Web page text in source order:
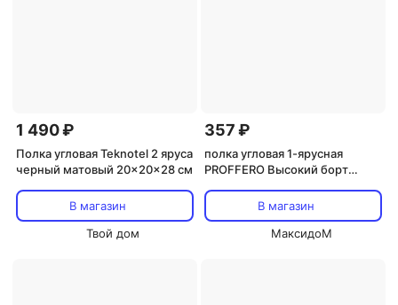
1 490 ₽
Полка угловая Teknotel 2 яруса
черный матовый 20x20x28 см
В магазин
Твой дом
357 ₽
полка угловая 1-ярусная
PROFFERO Высокий борт
В магазин
МаксидоМ